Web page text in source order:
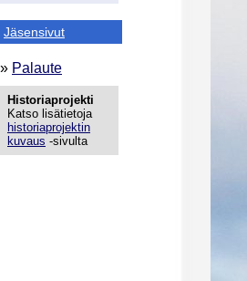
Jäsensivut
» Palaute
Historiaprojekti
Katso lisätietoja
historiaprojektin
kuvaus -sivulta